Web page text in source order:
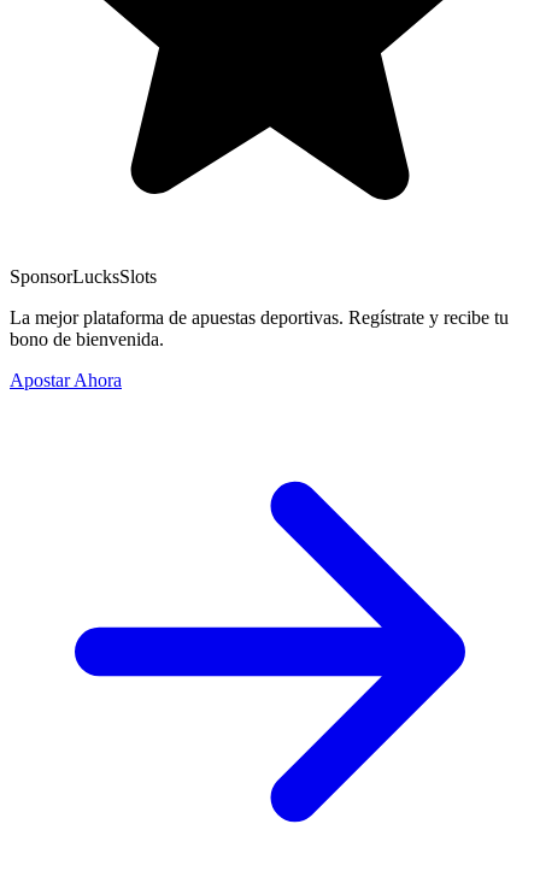
SponsorLucksSlots
La mejor plataforma de apuestas deportivas. Regístrate y recibe tu
bono de bienvenida.
Apostar Ahora